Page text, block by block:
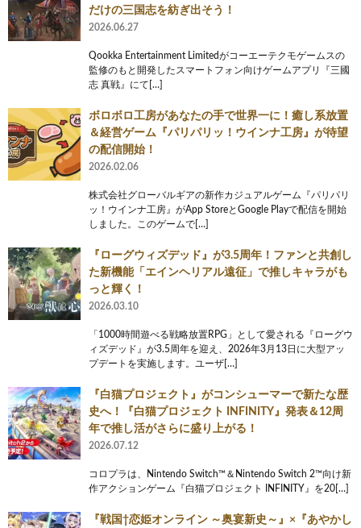
だけの三国志を紡ぎ出そう！
2026.06.27
Qookka Entertainment Limitedがコーエーテクモゲームスの
監修のもと開発したスマートフォン向けゲームアプリ『三國
志 真戦』にて[…]
ボロボロ工房があなたの手で世界一に！癒し系放置
＆経営ゲーム『パリパリッ！ウインナ工房』が待望
の配信開始！
2026.02.06
株式会社グローバルギアの新作カジュアルゲーム『パリパリ
ッ！ウインナ工房』がApp StoreとGoogle Playで配信を開始
しました。このゲームで[…]
『ローグウィズデッド』が3.5周年！ファンと共創し
た新機能「エインヘリアル遠征」で推しキャラがも
っと輝く！
2026.03.10
「1000時間遊べる戦略放置RPG」として愛される『ローグウ
ィズデッド』が3.5周年を迎え、2026年3月13日に大型アッ
プデートを実施します。ユーザ[…]
『白猫プロジェクト』がコンシューマーで新たな歴
史へ！『白猫プロジェクト INFINITY』発表＆12周
年で推し活がさらに盛り上がる！
2026.07.12
コロプラは、Nintendo Switch™＆Nintendo Switch 2™向け新
作アクションゲーム『白猫プロジェクト INFINITY』を20[…]
『戦国†恋姫オンライン ～奥宴新史～』×『あやかし